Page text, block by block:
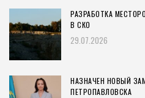
РАЗРАБОТКА
В СКО
29.07.2026
НАЗНАЧЕН НОВЫЙ
ПЕТРОПАВЛОВСКА